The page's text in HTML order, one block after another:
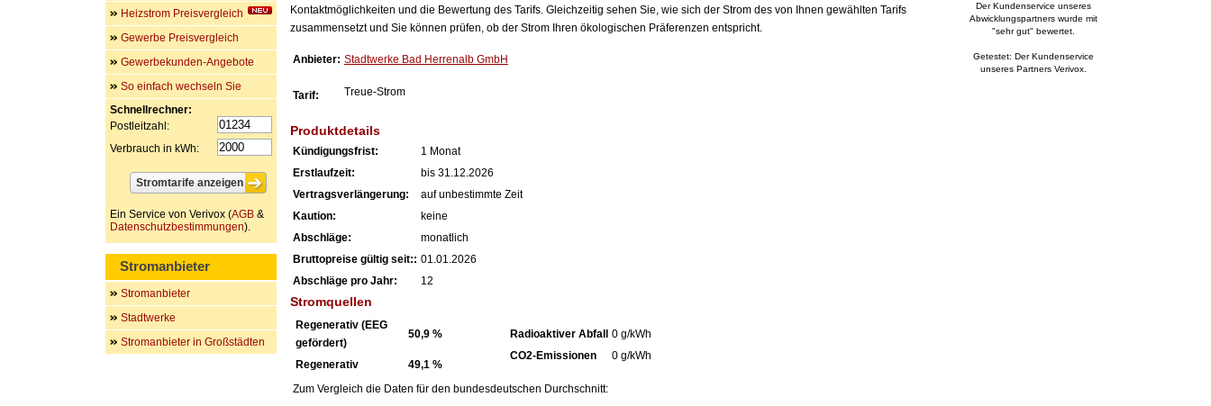
Kontaktmöglichkeiten und die Bewertung des Tarifs. Gleichzeitig sehen Sie, wie sich der Strom des von Ihnen gewählten Tarifs
zusammensetzt und Sie können prüfen, ob der Strom Ihren ökologischen Präferenzen entspricht.
Anbieter: Stadtwerke Bad Herrenalb GmbH
Tarif: Treue-Strom
Produktdetails
Kündigungsfrist:
1 Monat
Erstlaufzeit:
bis 31.12.2026
Vertragsverlängerung:
auf unbestimmte Zeit
Kaution:
keine
Abschläge:
monatlich
Bruttopreise gültig seit:: 01.01.2026
Abschläge pro Jahr:
12
Stromquellen
Regenerativ (EEG
gefördert)
50,9 %
Regenerativ 49,1 %
Radioaktiver Abfall
0 g/kWh
CO2-Emissionen
0 g/kWh
Zum Vergleich die Daten für den bundesdeutschen Durchschnitt:
Heizstrom Preisvergleich
Gewerbe Preisvergleich
Gewerbekunden-Angebote
So einfach wechseln Sie
Schnellrechner:
Postleitzahl:
Verbrauch in kWh:
Ein Service von Verivox (AGB &
Datenschutzbestimmungen).
Stromanbieter
Stromanbieter
Stadtwerke
Stromanbieter in Großstädten
Der Kundenservice unseres
Abwicklungspartners wurde mit
"sehr gut" bewertet.
Getestet: Der Kundenservice
unseres Partners Verivox.